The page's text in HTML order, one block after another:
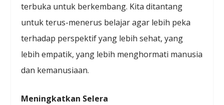
terbuka untuk berkembang. Kita ditantang
untuk terus-menerus belajar agar lebih peka
terhadap perspektif yang lebih sehat, yang
lebih empatik, yang lebih menghormati manusia
dan kemanusiaan.
Meningkatkan Selera